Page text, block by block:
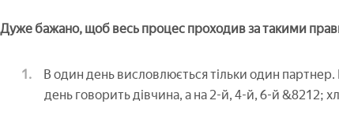
Дуже бажано, щоб весь процес проходив за такими
В один день висловлюється тільки один
день говорить дівчина, а на 2-й, 4-й, 6-й &8212;